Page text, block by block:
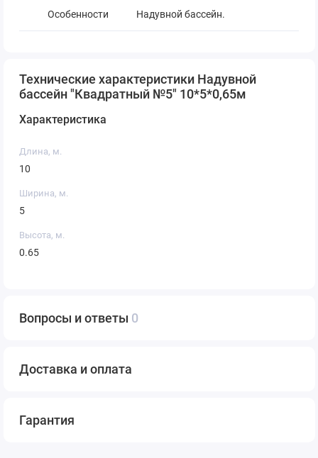
Особенности Надувной бассейн.
Технические характеристики Надувной
бассейн "Квадратный №5" 10*5*0,65м
Характеристика
Длина, м.
10
Ширина, м.
5
Высота, м.
0.65
Вопросы и ответы 0
Доставка и оплата
Гарантия